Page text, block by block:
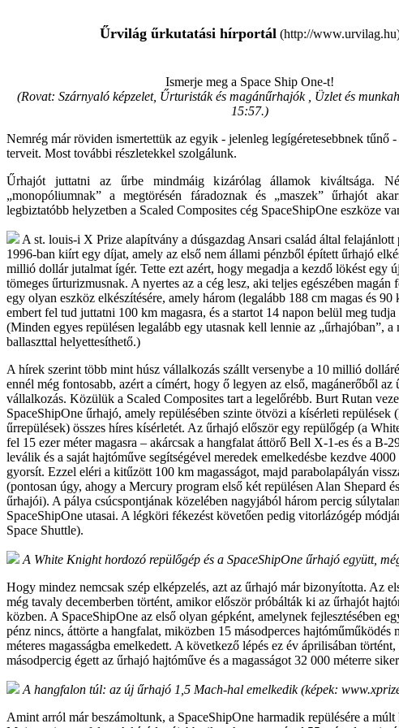
Űrvilág űrkutatási hírportál (http://
Ismerje meg a Space Ship One-t!
(Rovat: Szárnyaló képzelet, Űrturisták és magánűrhajók , Üzlet és
15:57.)
Nemrég már röviden ismertettük az egyik - jelenleg legígéretesebbnek tűnő
terveit. Most további részletekkel szolgálunk.
Űrhajót juttatni az űrbe mindmáig kizárólag államok kiváltsága.
„monopóliumnak” a megtörésén fáradoznak és „maszek” űrhajót
legbiztatóbb helyzetben a Scaled Composites cég SpaceShipOne eszköze
A st. louis-i X Prize alapítvány a dúsgazdag Ansari család által felajánlott
1996-ban kiírt egy díjat, amely az első nem állami pénzből épített űrhajó
millió dollár jutalmat ígér. Tette ezt azért, hogy megadja a kezdő lökést egy
tömeges űrturizmusnak. A nyertes az a cég lesz, aki teljes egészében magán
egy olyan eszköz elkészítésére, amely három (legalább 188 cm magas és
embert fel tud juttatni 100 km magasra, és a startot 14 napon belül meg tudja
(Minden egyes repülésen legalább egy utasnak kell lennie az „űrhajóban”, a
ballaszttal helyettesíthető.)
A hírek szerint több mint húsz vállalkozás szállt versenybe a 10 millió
ennél még fontosabb, azért a címért, hogy ő legyen az első, magánerőből az
vállalkozás. Közülük a Scaled Composites tart a legelőrébb. Burt Rutan
SpaceShipOne űrhajó, amely repülésében szinte ötvözi a kísérleti repülések
űrrepülések) összes híres kísérletét. Az űrhajó először egy repülőgép (a
fel 15 ezer méter magasra – akárcsak a hangfalat áttörő Bell X-1-es és a B-
leválik és a saját hajtóműve segítségével meredek emelkedésbe kezdve 4000
gyorsít. Ezzel eléri a kitűzött 100 km magasságot, majd parabolapályán
(pontosan úgy, ahogy a Mercury program első két repülésen Alan Shepard
űrhajói). A pálya csúcspontjának közelében nagyjából három percig
SpaceShipOne utasai. A légköri fékezést követően pedig vitorlázógép
Space Shuttle).
A White Knight hordozó repülőgép és a SpaceShipOne űrhajó együtt,
Hogy mindez nemcsak szép elképzelés, azt az űrhajó már bizonyította. Az
még tavaly decemberben történt, amikor először próbálták ki az űrhajót
közben. A SpaceShipOne az első olyan gépként, amelynek fejlesztésében
pénz nincs, áttörte a hangfalat, miközben 15 másodperces hajtóműműködés
méteres magasságba emelkedett. A következő lépés ez év áprilisában
másodpercig égett az űrhajó hajtóműve és a magasságot 32 000 méterre
A hangfalon túl: az új űrhajó 1,5 Mach-hal emelkedik (képek:
Amint arról már beszámoltunk, a SpaceShipOne harmadik repülésére a múlt